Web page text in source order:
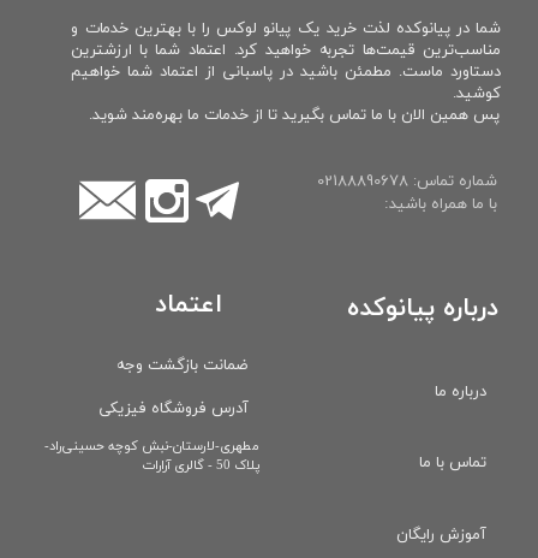
شما در پیانوکده لذت خرید یک پیانو لوکس را با بهترین خدمات و
مناسب‌ترین قیمت‌ها تجربه خواهید کرد. اعتماد شما با ارزشترین
دستاورد ماست. مطمئن باشید در پاسبانی از اعتماد شما خواهیم
کوشید.
پس همین الان با ما تماس بگیرید تا از خدمات ما بهره‌مند شوید.
شماره تماس: 02188890678
با ما همراه باشید:
اعتماد
ضمانت بازگشت وجه
آدرس فروشگاه فیزیکی
​مطهری-لارستان-نبش کوچه حسینی‌راد-
پلاک 50 - گالری آرارات
درباره پیانوکده
درباره ما
تماس با ما
آموزش رایگان